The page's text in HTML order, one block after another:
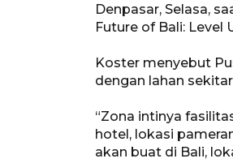
Denpasar, Selasa,
Future of Bali: Level
Koster menyebut
dengan lahan
“Zona intinya
hotel, lokasi
akan buat di Bali,